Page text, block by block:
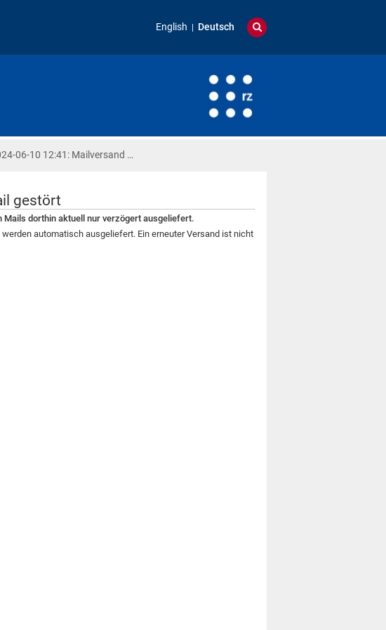
English Deutsch
06-10 12:41: Mailversand …
gestört
dorthin aktuell nur verzögert ausgeliefert.
automatisch ausgeliefert. Ein erneuter Versand ist nicht